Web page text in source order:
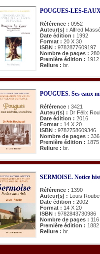
POUGUES-LES-
Référence : 0952
Auteur(s) : Alfred
Date édition : 1992
Format : 20 X 30
ISBN : 9782877609197
Nombre de pages : 280
Première édition : 1912
Reliure : br.
POUGUES. Ses eaux
Référence : 3421
Auteur(s) : Dr Félix
Date édition : 2016
Format : 14 X 20
ISBN : 9782758609346
Nombre de pages : 336
Première édition : 1875
Reliure : br.
SERMOISE. Notice
Référence : 1390
Auteur(s) : Louis
Date édition : 2002
Format : 14 X 20
ISBN : 9782843730986
Nombre de pages : 116
Première édition : 1882
Reliure : br.